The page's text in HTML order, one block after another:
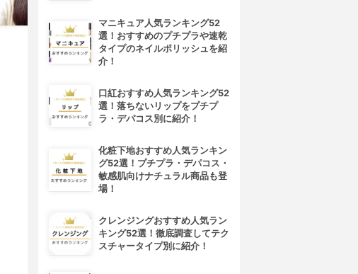
マニキュア人気ランキング52
選！おすすめのプチプラや速乾
タイプのネイルポリッシュを紹
介！
口紅おすすめ人気ランキング52
選！落ちないリップをプチプ
ラ・デパコス別に紹介！
化粧下地おすすめ人気ランキン
グ52選！プチプラ・デパコス・
敏感肌向けナチュラル商品も登
場！
クレンジングおすすめ人気ラン
キング52選！徹底調査してテク
スチャータイプ別に紹介！